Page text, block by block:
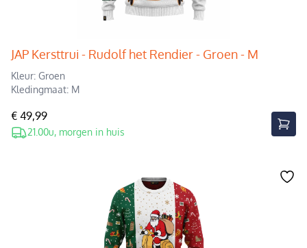
JAP Kersttrui - Rudolf het Rendier - Groen - M
Kleur: Groen
Kledingmaat: M
€ 49,99
21.00u, morgen in huis